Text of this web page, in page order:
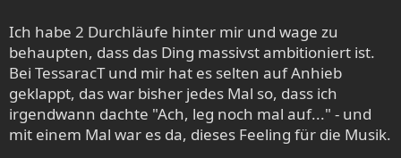
Ich habe 2 Durchläufe hinter mir und wage zu
behaupten, dass das Ding massivst ambitioniert ist.
Bei TessaracT und mir hat es selten auf Anhieb
geklappt, das war bisher jedes Mal so, dass ich
irgendwann dachte "Ach, leg noch mal auf..." - und
mit einem Mal war es da, dieses Feeling für die Musik.